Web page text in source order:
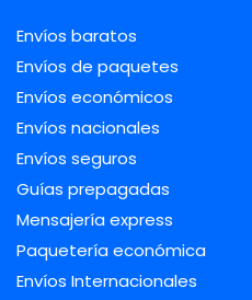
Envíos baratos
Envíos de paquetes
Envíos económicos
Envíos nacionales
Envíos seguros
Guías prepagadas
Mensajería express
Paquetería económica
Envíos Internacionales